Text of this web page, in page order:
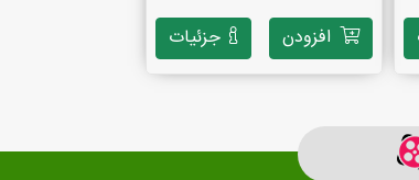
افزودن
جزئیات